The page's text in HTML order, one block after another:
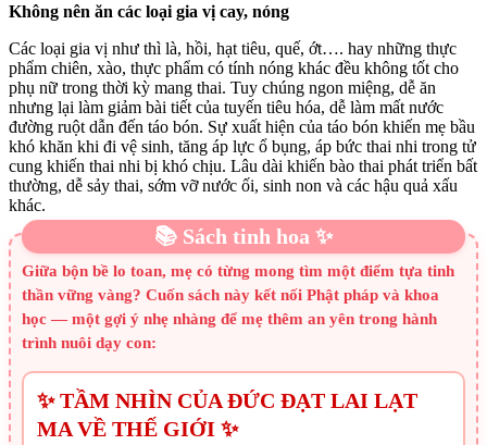
Không nên ăn các loại gia vị cay, nóng
Các loại gia vị như thì là, hồi, hạt tiêu, quế, ớt…. hay những thực
phẩm chiên, xào, thực phẩm có tính nóng khác đều không tốt cho
phụ nữ trong thời kỳ mang thai. Tuy chúng ngon miệng, dễ ăn
nhưng lại làm giảm bài tiết của tuyến tiêu hóa, dễ làm mất nước
đường ruột dẫn đến táo bón. Sự xuất hiện của táo bón khiến mẹ bầu
khó khăn khi đi vệ sinh, tăng áp lực ổ bụng, áp bức thai nhi trong tử
cung khiến thai nhi bị khó chịu. Lâu dài khiến bào thai phát triển bất
thường, dễ sảy thai, sớm vỡ nước ối, sinh non và các hậu quả xấu
khác.
📚 Sách tinh hoa ✨
Giữa bộn bề lo toan, mẹ có từng mong tìm một điểm tựa tinh
thần vững vàng? Cuốn sách này kết nối Phật pháp và khoa
học — một gợi ý nhẹ nhàng để mẹ thêm an yên trong hành
trình nuôi dạy con:
✨ TẦM NHÌN CỦA ĐỨC ĐẠT LAI LẠT
MA VỀ THẾ GIỚI ✨